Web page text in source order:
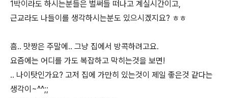
1박이라도 하시는분들은 벌써들 떠나고 계실시간이고,
근교라도 나들이를 생각하시는분도 있으시겠지요? ㅎㅎ
흠.. 맛짱은 주말에.. 그냥 집에서 방콕하려고요.
요즘에는 어디를 가도 복잡하고 막히는것을 보면!
.. 나이탓인가요? 고저 집에 가만히 있는것이 제일 좋은것 같다는
생각이~^^;;